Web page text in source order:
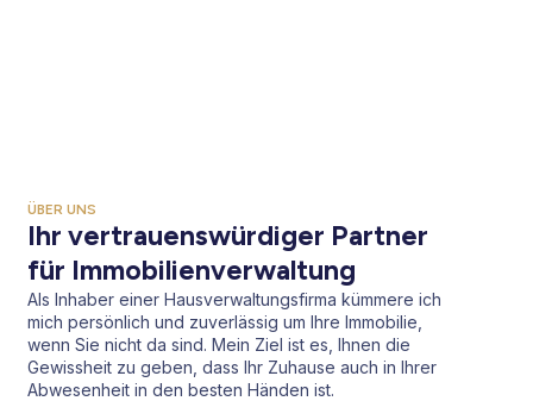
ÜBER UNS
Ihr vertrauenswürdiger Partner
für Immobilienverwaltung
Als Inhaber einer Hausverwaltungsfirma kümmere ich
mich persönlich und zuverlässig um Ihre Immobilie,
wenn Sie nicht da sind. Mein Ziel ist es, Ihnen die
Gewissheit zu geben, dass Ihr Zuhause auch in Ihrer
Abwesenheit in den besten Händen ist.